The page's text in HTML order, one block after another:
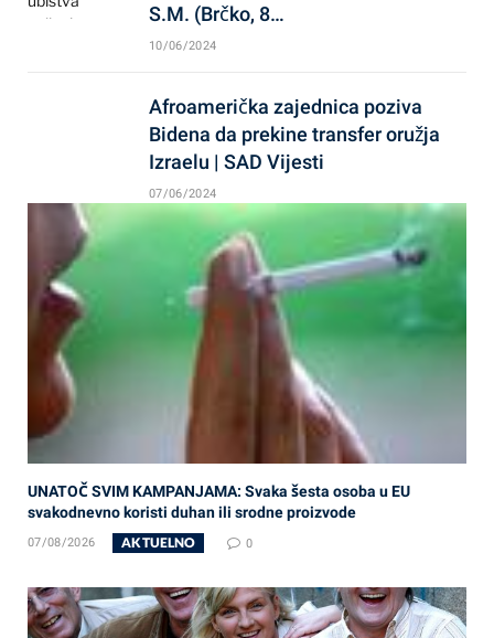
S.M. (Brčko, 8…
10/06/2024
Afroamerička zajednica poziva
Bidena da prekine transfer oružja
Izraelu | SAD Vijesti
07/06/2024
UNATOČ SVIM KAMPANJAMA: Svaka šesta osoba u EU
svakodnevno koristi duhan ili srodne proizvode
07/08/2026 AKTUELNO 0